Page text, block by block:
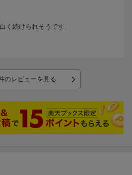
く続けられそうです。
のレビューを見る